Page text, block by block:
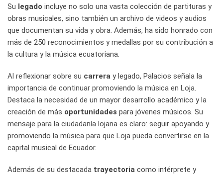
Su legado incluye no solo una vasta colección de partituras y
obras musicales, sino también un archivo de videos y audios
que documentan su vida y obra. Además, ha sido honrado con
más de 250 reconocimientos y medallas por su contribución a
la cultura y la música ecuatoriana.
Al reflexionar sobre su carrera y legado, Palacios señala la
importancia de continuar promoviendo la música en Loja.
Destaca la necesidad de un mayor desarrollo académico y la
creación de más oportunidades para jóvenes músicos. Su
mensaje para la ciudadanía lojana es claro: seguir apoyando y
promoviendo la música para que Loja pueda convertirse en la
capital musical de Ecuador.
Además de su destacada trayectoria como intérprete y